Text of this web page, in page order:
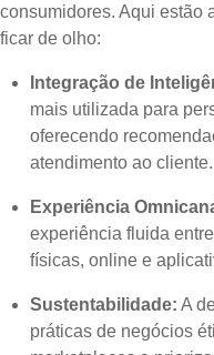
consumidores. Aqui estão
ficar de olho:
Integração de
mais utilizada para
oferecendo
atendimento ao cliente.
Experiência
experiência fluida
físicas, online e
Sustentabilidade: A
práticas de negócios